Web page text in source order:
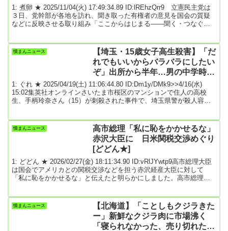
反映させたい」
1: 煮卵 ★ 2025/11/04(火) 17:49:34.89 ID:lREhzQrr9 立憲民主党は
３日、党幹部が各地を訪れ、聞き取った有権者の意見を国会の質疑
などに反映させる取り組み「ここからはじまる――聞く・つなぐ・
国として何ができるのか。代表質問の項目に加えさせてもらう」野
田代表は山形市内で開いた有権者らとの対話集会で、クマ被害対策
の強化を訴える出席者にこう応じ、４...
憤まんニュース
【埼玉・15歳女子高生殺害】「だ
れでもいいからバラバラにしたい
ぞ」出所から半年…男の中学時代
のSNS「違う家に生まれたかっ
た」
1: ぐれ ★ 2025/04/19(土) 11:06:44.80 ID:Dm1y/DMk9>>4/16(水)
15:02集英社オンラインさいたま市桜区のマンションで住人の高校
生、手柄玲奈さん（15）が刺殺された事件で、埼玉県警が殺人容疑
しているが、自身のSNSに「誰でもいいからバラバラにしたい」な
どと過去に投稿をしていたことも発覚、県警は手柄さんを標的にし
憤まんニュース
高市総理「私に恥をかかせるな」
赤沢大臣に 日米関税交渉めぐり
[どどん★]
1: どどん ★ 2026/02/27(金) 18:11:34.90 ID:vRlJYwtp9高市総理大臣
は国会でアメリカとの関税交渉などを担う赤沢経産大臣に対して
「私に恥をかかせるな」と伝えたと明らかにしました。高市総理大
ったよね。というふうに申し渡しましたので、彼は一生懸命、この
間からラトニックさんと交渉しています」高市総理は衆議院の予算
委員会で赤沢大臣が進めるアメリカとの...
憤まんニュース
【北海道】「ことしもクジラきた
ー」新鮮なクジラ肉に市場沸く
「寝られなかった、売り切れたら